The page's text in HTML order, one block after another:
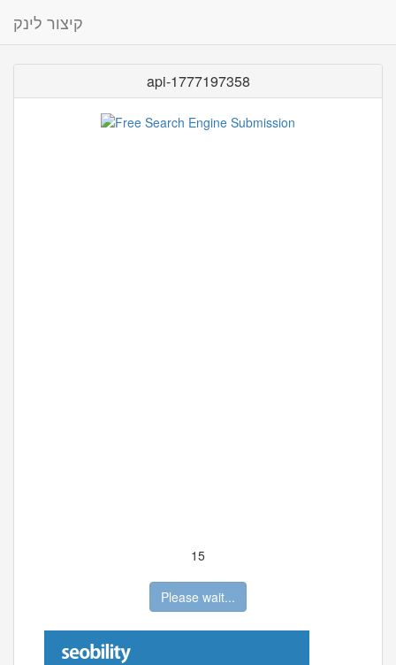
קיצור לינק
api-1777197358
15
Please wait...